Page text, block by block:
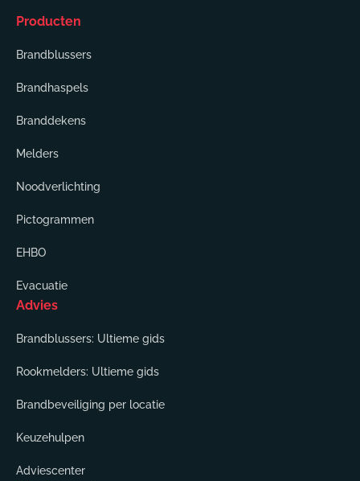
Producten
Brandblussers
Brandhaspels
Branddekens
Melders
Noodverlichting
Pictogrammen
EHBO
Evacuatie
Advies
Brandblussers: Ultieme gids
Rookmelders: Ultieme gids
Brandbeveiliging per locatie
Keuzehulpen
Adviescenter